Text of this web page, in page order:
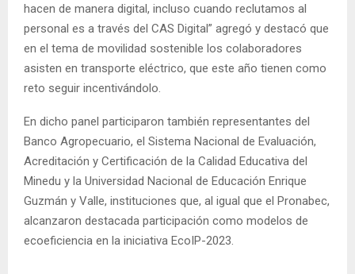
hacen de manera digital, incluso cuando reclutamos al
personal es a través del CAS Digital” agregó y destacó que
en el tema de movilidad sostenible los colaboradores
asisten en transporte eléctrico, que este año tienen como
reto seguir incentivándolo.
En dicho panel participaron también representantes del
Banco Agropecuario, el Sistema Nacional de Evaluación,
Acreditación y Certificación de la Calidad Educativa del
Minedu y la Universidad Nacional de Educación Enrique
Guzmán y Valle, instituciones que, al igual que el Pronabec,
alcanzaron destacada participación como modelos de
ecoeficiencia en la iniciativa EcoIP-2023.